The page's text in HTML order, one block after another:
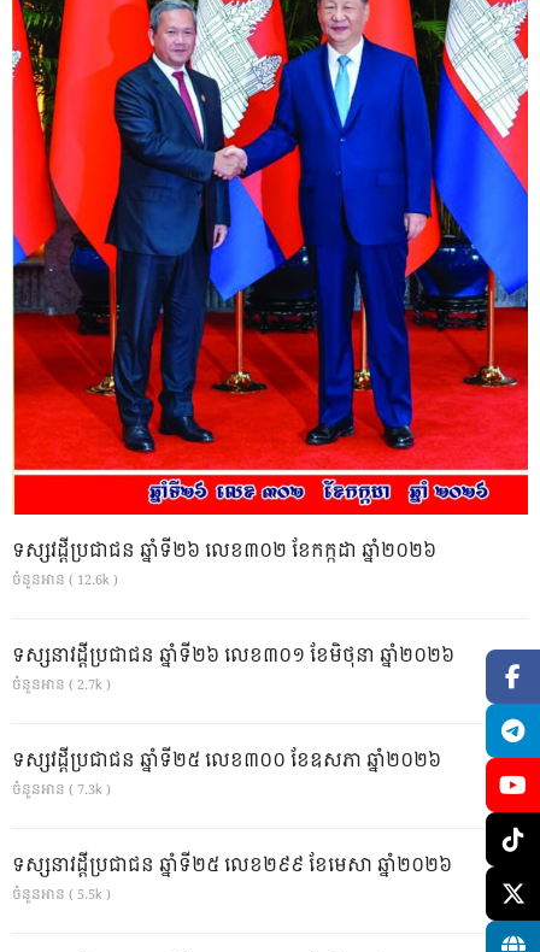
ទស្សវដ្តីប្រជាជន ឆ្នាំទី២៦ លេខ៣០២ ខែកក្កដា ឆ្នាំ២០២៦
ចំនួនអាន ( 12.6k )
ទស្សនាវដ្ដីប្រជាជន ឆ្នាំទី២៦ លេខ៣០១ ខែមិថុនា ឆ្នាំ២០២៦
ចំនួនអាន ( 2.7k )
ទស្សវដ្តីប្រជាជន ឆ្នាំទី២៥ លេខ៣០០ ខែឧសភា ឆ្នាំ២០២៦
ចំនួនអាន ( 7.3k )
ទស្សនាវដ្ដីប្រជាជន ឆ្នាំទី២៥ លេខ២៩៩ ខែមេសា ឆ្នាំ២០២៦
ចំនួនអាន ( 5.5k )